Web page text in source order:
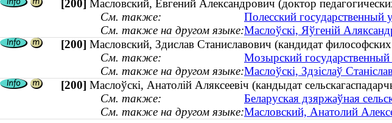
[200] Масловский, Евгений Александрович (доктор
См. также:
Полесский государственный
См. также на другом языке:Маслоўскі, Яўгеній
[200] Масловский, Здислав Станиславович (кандидат
См. также:
Мозырский
См. также на другом языке:Маслоўскі, Здзіслаў
[200] Маслоўскі, Анатолій Аляксеевіч (кандыдат
См. также:
Беларуская дзяржаўная
См. также на другом языке:Масловский, Анатолий